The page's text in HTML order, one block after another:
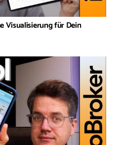
Visualisierung für Dein